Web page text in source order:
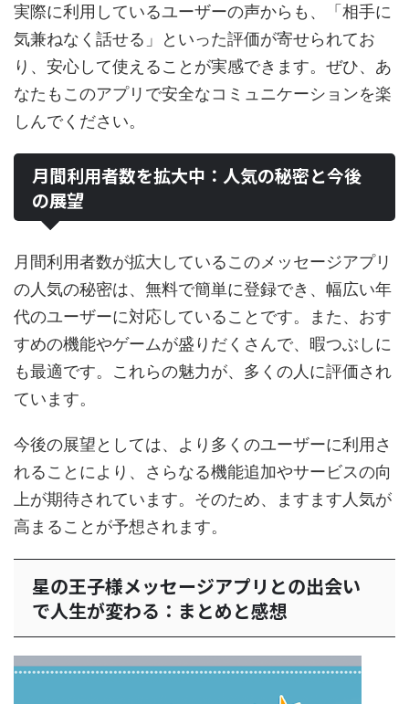
実際に利用しているユーザーの声からも、「相手に
気兼ねなく話せる」といった評価が寄せられてお
り、安心して使えることが実感できます。ぜひ、あ
なたもこのアプリで安全なコミュニケーションを楽
しんでください。
月間利用者数を拡大中：人気の秘密と今後
の展望
月間利用者数が拡大しているこのメッセージアプリ
の人気の秘密は、無料で簡単に登録でき、幅広い年
代のユーザーに対応していることです。また、おす
すめの機能やゲームが盛りだくさんで、暇つぶしに
も最適です。これらの魅力が、多くの人に評価され
ています。
今後の展望としては、より多くのユーザーに利用さ
れることにより、さらなる機能追加やサービスの向
上が期待されています。そのため、ますます人気が
高まることが予想されます。
星の王子様メッセージアプリとの出会い
で人生が変わる：まとめと感想